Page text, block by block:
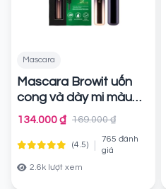
Mascara
Mascara Browit uốn
cong và dày mi màu
Sexy Black 6g
134.000 ₫ 169.000 ₫
(4.5)
765 đánh
giá
2.6k lượt xem